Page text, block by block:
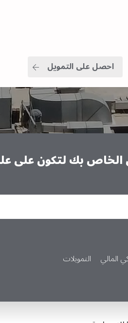
احصل على التمويل
الخاص بك لتكون على
المالي التمويلات